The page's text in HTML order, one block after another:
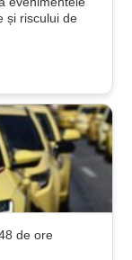
și riscului de
de ore